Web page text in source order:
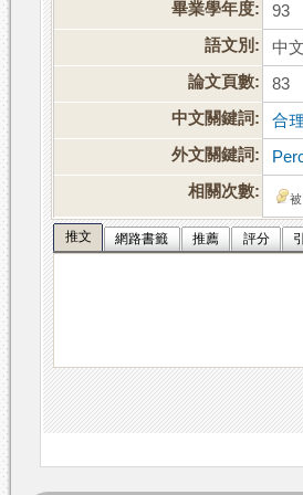
畢業學年度:
93
語文別:
中文
論文頁數:
83
中文關鍵詞:
合
外文關鍵詞:
相關次數:
推文 網路書籤 推薦 評分